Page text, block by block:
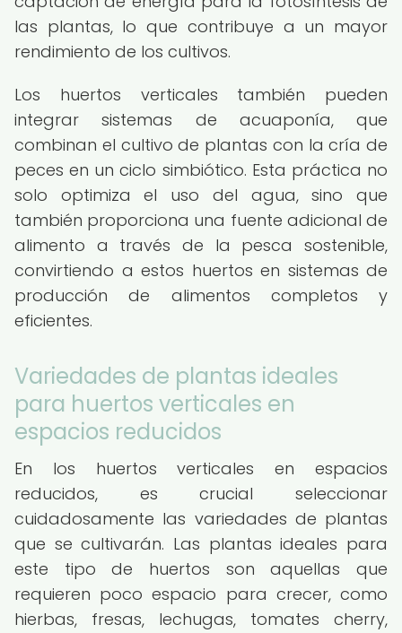
las plantas, lo que contribuye a un mayor
rendimiento de los cultivos.
Los huertos verticales también pueden
integrar sistemas de acuaponía, que
combinan el cultivo de plantas con la cría de
peces en un ciclo simbiótico. Esta práctica no
solo optimiza el uso del agua, sino que
también proporciona una fuente adicional de
alimento a través de la pesca sostenible,
convirtiendo a estos huertos en sistemas de
producción de alimentos completos y
eficientes.
Variedades de plantas ideales
para huertos verticales en
espacios reducidos
En los huertos verticales en espacios
reducidos, es crucial seleccionar
cuidadosamente las variedades de plantas
que se cultivarán. Las plantas ideales para
este tipo de huertos son aquellas que
requieren poco espacio para crecer, como
hierbas, fresas, lechugas, tomates cherry,